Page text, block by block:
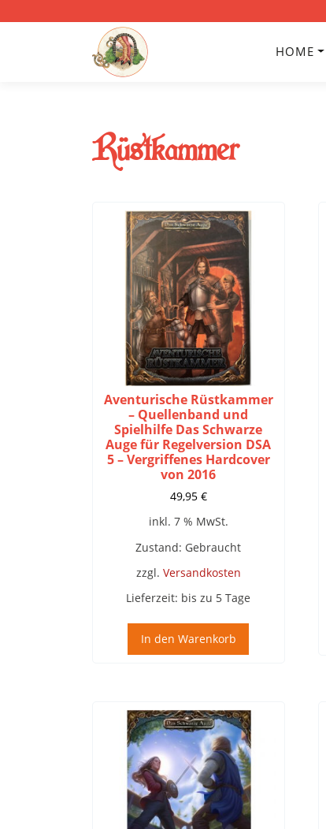
HOME
Rüstkammer
Aventurische Rüstkammer
– Quellenband und
Spielhilfe Das Schwarze
Auge für Regelversion DSA
5 – Vergriffenes Hardcover
von 2016
49,95 €
inkl. 7 % MwSt.
Zustand: Gebraucht
zzgl. Versandkosten
Lieferzeit: bis zu 5 Tage
In den Warenkorb